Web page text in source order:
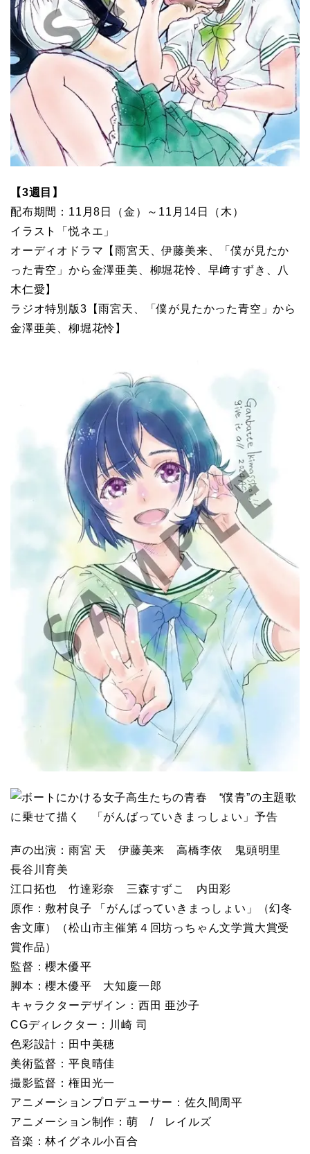
【3週目】
配布期間：11月8日（金）～11月14日（木）
イラスト「悦ネエ」
オーディオドラマ【雨宮天、伊藤美来、「僕が見たか
った青空」から金澤亜美、柳堀花怜、早﨑すずき、八
木仁愛】
ラジオ特別版3【雨宮天、「僕が見たかった青空」から
金澤亜美、柳堀花怜】
声の出演：雨宮 天 伊藤美来 高橋李依 鬼頭明里
長谷川育美
江口拓也 竹達彩奈 三森すずこ 内田彩
原作：敷村良子 「がんばっていきまっしょい」（幻冬
舎文庫）（松山市主催第４回坊っちゃん文学賞大賞受
賞作品）
監督：櫻木優平
脚本：櫻木優平 大知慶一郎
キャラクターデザイン：西田 亜沙子
CGディレクター：川崎 司
色彩設計：田中美穂
美術監督：平良晴佳
撮影監督：権田光一
アニメーションプロデューサー：佐久間周平
アニメーション制作：萌 / レイルズ
音楽：林イグネル小百合